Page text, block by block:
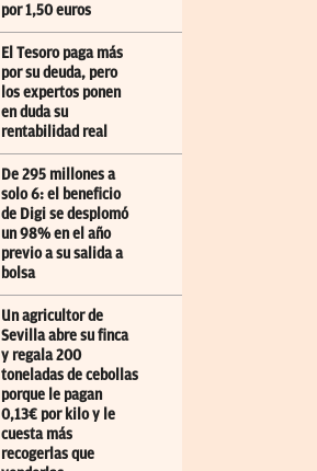
por 1,50 euros
El Tesoro paga más
por su deuda, pero
los expertos ponen
en duda su
rentabilidad real
De 295 millones a
solo 6: el beneficio
de Digi se desplomó
un 98% en el año
previo a su salida a
bolsa
Un agricultor de
Sevilla abre su finca
y regala 200
toneladas de cebollas
porque le pagan
0,13€ por kilo y le
cuesta más
recogerlas que